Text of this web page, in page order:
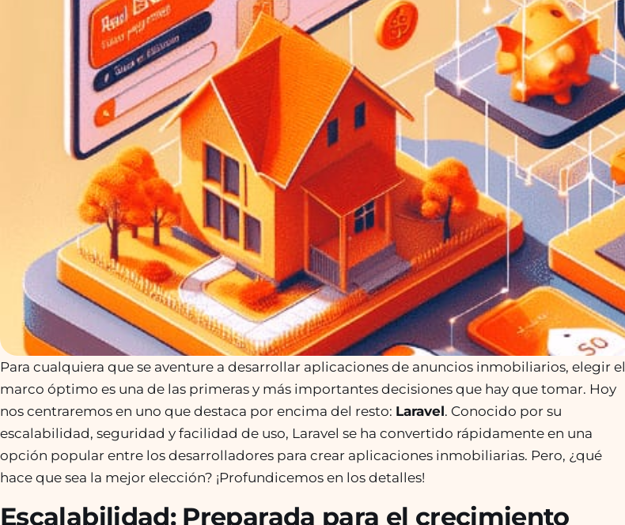
Para cualquiera que se aventure a desarrollar aplicaciones de anuncios inmobiliarios, elegir el
marco óptimo es una de las primeras y más importantes decisiones que hay que tomar. Hoy
nos centraremos en uno que destaca por encima del resto: Laravel. Conocido por su
escalabilidad, seguridad y facilidad de uso, Laravel se ha convertido rápidamente en una
opción popular entre los desarrolladores para crear aplicaciones inmobiliarias. Pero, ¿qué
hace que sea la mejor elección? ¡Profundicemos en los detalles!
Escalabilidad: Preparada para el crecimiento